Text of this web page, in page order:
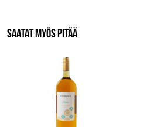
SAATAT MYÖS PITÄÄ